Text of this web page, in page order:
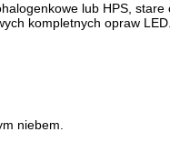
lub HPS,
kompletnych opraw LED.
niebem.